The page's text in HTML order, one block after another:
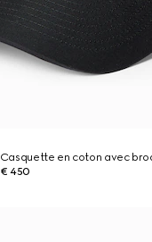
Casquette en coton avec
€ 450